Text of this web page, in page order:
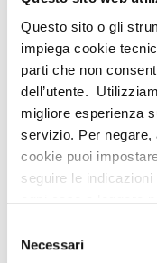
Questo sito o gli
impiega cookie
parti che non
dell’utente.
migliore esperienza
servizio. Per negare,
cookie puoi
seguire le
ogni caso a leggere
delNecessari
NOVAGA
3 ANNI FA
EMOZIONI E
BERGAMINI